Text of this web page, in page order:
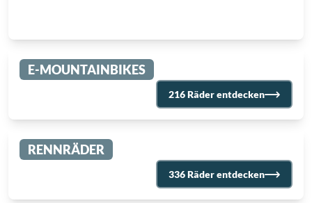
E-MOUNTAINBIKES
216 Räder entdecken
RENNRÄDER
336 Räder entdecken